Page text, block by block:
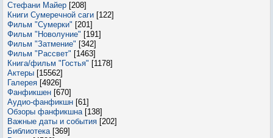
Стефани Майер [208]
Книги Сумеречной саги [122]
Фильм "Сумерки" [201]
Фильм "Новолуние" [191]
Фильм "Затмение" [342]
Фильм "Рассвет" [1463]
Книга/фильм "Гостья" [1178]
Актеры [15562]
Галерея [4926]
Фанфикшен [670]
Аудио-фанфикшн [61]
Обзоры фанфикшна [138]
Важные даты и события [202]
Библиотека [369]